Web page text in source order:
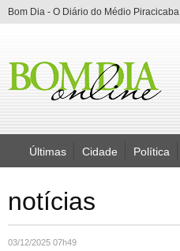
Bom Dia - O Diário do Médio Piracicaba
Últimas Cidade Política
notícias
03/12/2025 07h49